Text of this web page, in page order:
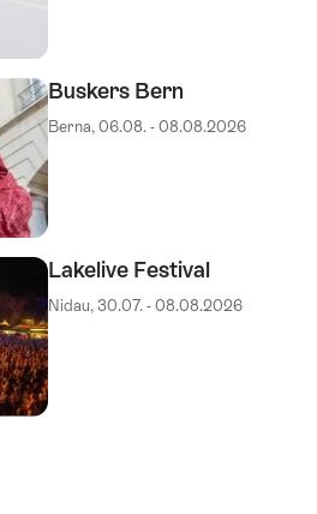
Buskers Bern
Berna, 06.08. - 08.08.2026
Lakelive Festival
Nidau, 30.07. - 08.08.2026